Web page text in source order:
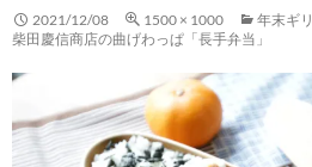
へ
ス
ッ
2021/12/08 1500 × 1000
年末ギ
柴田慶信商店の曲げわっぱ「長手弁当」